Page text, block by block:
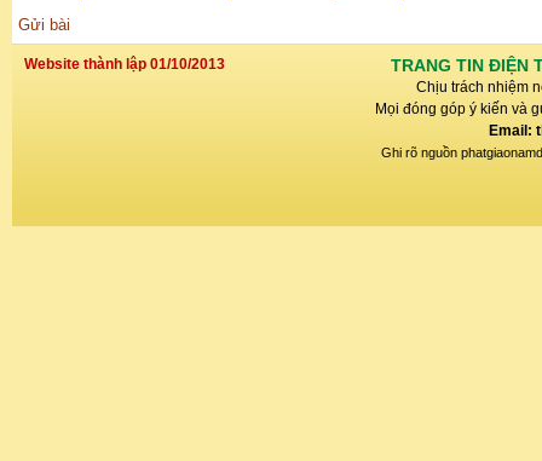
Gửi bài
Website thành lập 01/10/2013 TRANG TIN ĐIỆN
Chịu trách nhiệm
Mọi đóng góp ý kiến và
Email:
Ghi rõ nguồn